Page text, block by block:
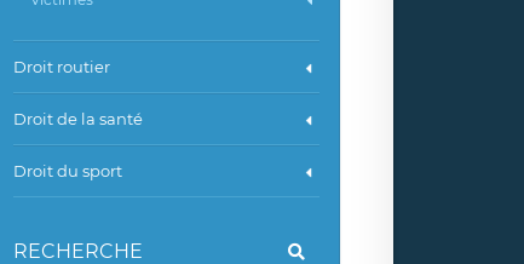
Droit routier
Droit de la santé
Droit du sport